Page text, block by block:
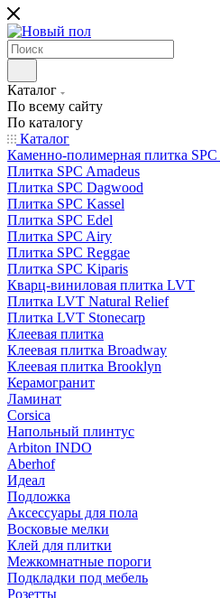
Каталог
По всему сайту
По каталогу
Каталог
Каменно-полимерная плитка SPC
Плитка SPC Amadeus
Плитка SPC Dagwood
Плитка SPC Kassel
Плитка SPC Edel
Плитка SPC Airy
Плитка SPC Reggae
Плитка SPC Kiparis
Кварц-виниловая плитка LVT
Плитка LVT Natural Relief
Плитка LVT Stonecarp
Клеевая плитка
Клеевая плитка Broadway
Клеевая плитка Brooklyn
Керамогранит
Ламинат
Corsica
Напольный плинтус
Arbiton INDO
Aberhof
Идеал
Подложка
Аксессуары для пола
Восковые мелки
Клей для плитки
Межкомнатные пороги
Подкладки под мебель
Розетты